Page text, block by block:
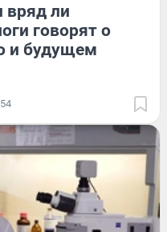
вряд ли
говорят о
и будущем
54